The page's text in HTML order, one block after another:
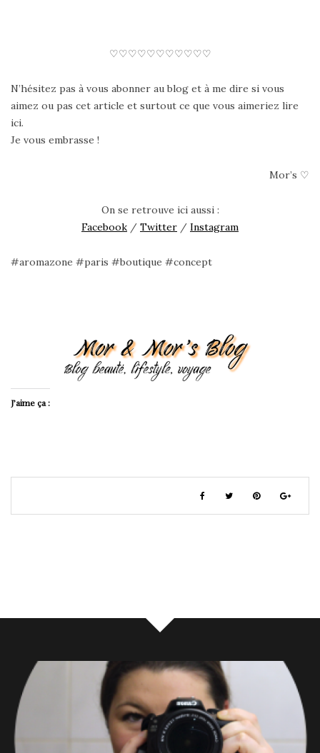
♡♡♡♡♡♡♡♡♡♡♡
N’hésitez pas à vous abonner au blog et à me dire si vous
aimez ou pas cet article et surtout ce que vous aimeriez lire
ici.
Je vous embrasse !
Mor’s ♡
On se retrouve ici aussi :
Facebook / Twitter / Instagram
#aromazone #paris #boutique #concept
J’aime ça :